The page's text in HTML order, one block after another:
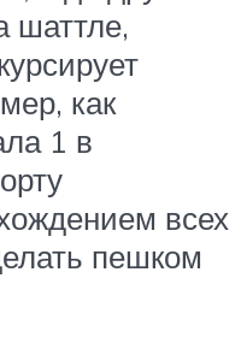
шаттле,
как
1 в
всех
пешком